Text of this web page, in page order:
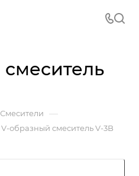
Смесители —
V-образный смеситель V-3B